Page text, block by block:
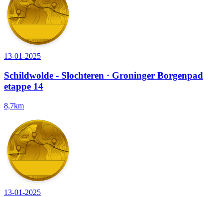
13-01-2025
Schildwolde - Slochteren · Groninger Borgenpad
etappe 14
8,7km
13-01-2025